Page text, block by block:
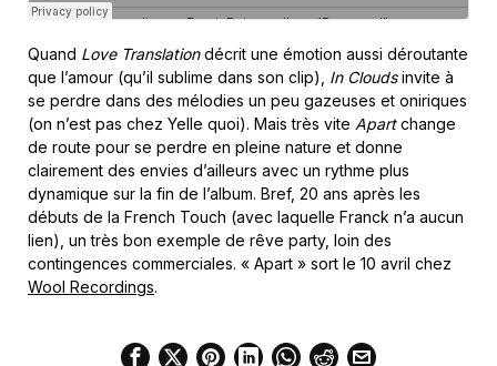
Quand Love Translationdécrit une émotion aussi déroutante
que l’amour (qu’il sublime dans son clip), In Cloudsinvite à
se perdre dans des mélodies un peu gazeuses et oniriques
(on n’est pas chez Yelle quoi). Mais très vite Apartchange
de route pour se perdre en pleine nature et donne
clairement des envies d’ailleurs avec un rythme plus
dynamique sur la fin de l’album. Bref, 20 ans après les
débuts de la French Touch (avec laquelle Franck n’a aucun
lien), un très bon exemple de rêve party, loin des
contingences commerciales. « Apart » sort le 10 avril chez
Wool Recordings.